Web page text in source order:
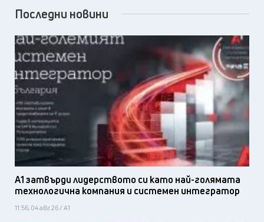
Последни новини
А1 затвърди лидерството си като най-голямата
технологична компания и системен интегратор
11:56, 04 авг 26 / А1